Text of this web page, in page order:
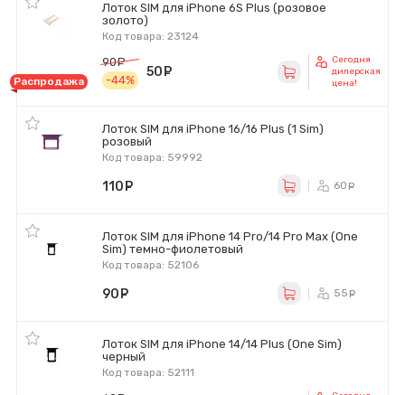
Лоток SIM для iPhone 6S Plus (розовое
золото)
Код товара: 23124
Распродажа
90
руб.
-44%
50
Сегодня
дилерская
цена!
Лоток SIM для iPhone 16/16 Plus (1 Sim)
розовый
Код товара: 59992
110 60
Лоток SIM для iPhone 14 Pro/14 Pro Max (One
Sim) темно-фиолетовый
Код товара: 52106
90 55
Лоток SIM для iPhone 14/14 Plus (One Sim)
черный
Код товара: 52111